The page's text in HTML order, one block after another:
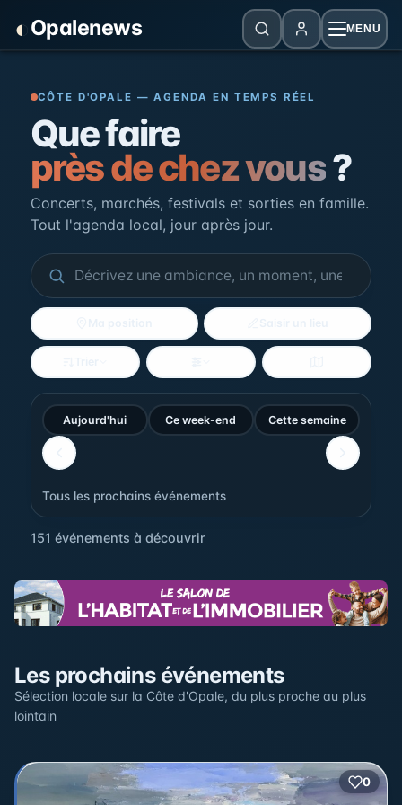
◐ Opalenews MENU
Opalenews — Événements de la
CÔTE D'OPALE — AGENDA EN TEMPS RÉEL
Que faire
près de chez vous?
Concerts, marchés, festivals et sorties en famille.
Tout l'agenda local, jour après jour.
Voir la carte
Aujourd'hui Ce week-end Cette semaine
Tous les prochains événements
151 événements à découvrir
Cliquez sur un pin pour voir l'événement — les lieux qui
en accueillent plusieurs sont regroupés.
12
2 3
17
22
2
+
−
Les prochains événements
Sélection locale sur la Côte d'Opale, du plus proche au plus
lointain
0